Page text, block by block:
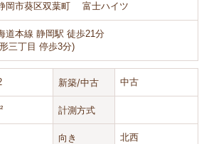
岡市葵区双葉町 富士ハイツ
道本線 静岡駅 徒歩21分
三丁目 停歩3分)
新築/中古 中古
計測方式
向き 北西